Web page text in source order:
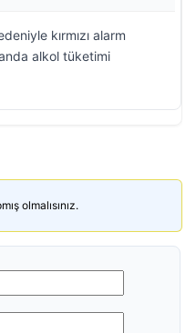
kırmızı alarm
alkol tüketimi
olmalısınız.